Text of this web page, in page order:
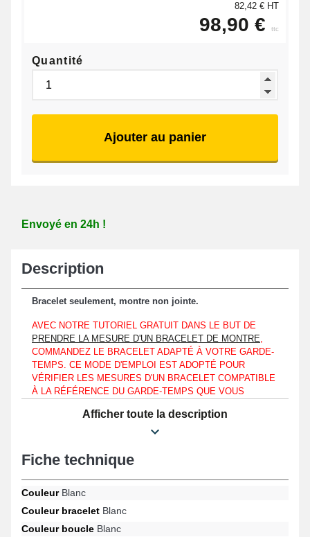
82,42 € HT
98,90 € ttc
Quantité
Ajouter au panier
Envoyé en 24h !
Description
Bracelet seulement, montre non jointe.
AVEC NOTRE TUTORIEL GRATUIT DANS LE BUT DE
PRENDRE LA MESURE D'UN BRACELET DE MONTRE,
COMMANDEZ LE BRACELET ADAPTÉ À VOTRE GARDE-
TEMPS. CE MODE D'EMPLOI EST ADOPTÉ POUR
VÉRIFIER LES MESURES D'UN BRACELET COMPATIBLE
À LA RÉFÉRENCE DU GARDE-TEMPS QUE VOUS
LONGINES OU BIEN UNE OLYMPIC.
d'une montre de 17mm.
Ce bracelet de montre est constitué de céramique et constitue un
compromis parfait en vue de remplacer un bracelet brisé ou
fixation pratique et efficace. À hauteur d'un boîtier de montre,
installez le bracelet au moyen de barres de montre mesurant
Afficher toute la description
Fiche technique
CouleurBlanc
Couleur bracelet Blanc
Couleur boucle Blanc